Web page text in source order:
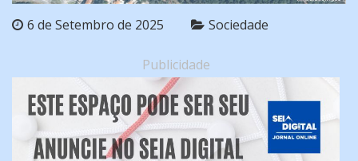
6 de Setembro de 2025 Sociedade
Publicidade